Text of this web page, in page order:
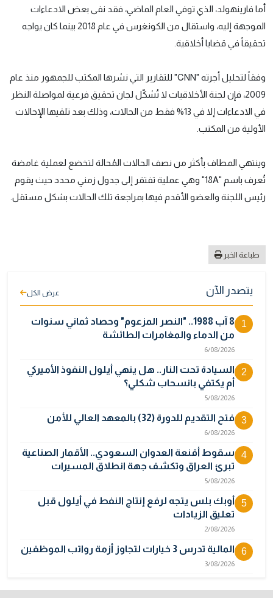
أما فارينهولد، الذي توفي العام الماضي، فقد نفى بعض الادعاءات
الموجهة إليه، واستقال من الكونغرس في عام 2018 بينما كان يواجه
تحقيقاً في قضايا أخلاقية.
وفقاً لتحليل أجرته "CNN" للتقارير التي نشرها المكتب للجمهور منذ عام
2009، فإن لجنة الأخلاقيات لا تُشكّل لجان تحقيق فرعية لمواصلة النظر
في الادعاءات إلا في 13% فقط من الحالات، وذلك بعد تلقيها الإحالات
الأولية من المكتب.
وينتهي المطاف بأكثر من نصف الحالات المُحالة لتخضع لعملية غامضة
تُعرف باسم "18A" وهي عملية تفتقر إلى جدول زمني محدد حيث يقوم
رئيس اللجنة والعضو الأقدم فيها بمراجعة تلك الحالات بشكل مستقل.
طباعة الخبر
يتصدر الآن عرض الكل
1
8 آب 1988.. "النصر المزعوم" وحصاد ثماني سنوات
من الدماء والمغامرات الطائشة
6/08/2026
2
السيادة تحت النار.. هل ينهي أيلول النفوذ الأميركي
أم يكتفي بانسحاب شكلي؟
5/08/2026
3 فتح التقديم للدورة (32) بالمعهد العالي للأمن
6/08/2026
4
سقوط أقنعة العدوان السعودي.. الأقمار الصناعية
تبرئ العراق وتكشف جهة انطلاق المسيرات
5/08/2026
5
أوبك بلس يتجه لرفع إنتاج النفط في أيلول قبل
تعليق الزيادات
2/08/2026
6 المالية تدرس 3 خيارات لتجاوز أزمة رواتب الموظفين
3/08/2026